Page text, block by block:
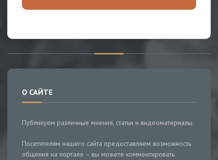
О САЙТЕ
Публикуем различные мнения, статьи и видеоматериалы.
Посетителям нашего сайта предоставляем возможность
общения на портале – вы можете комментировать